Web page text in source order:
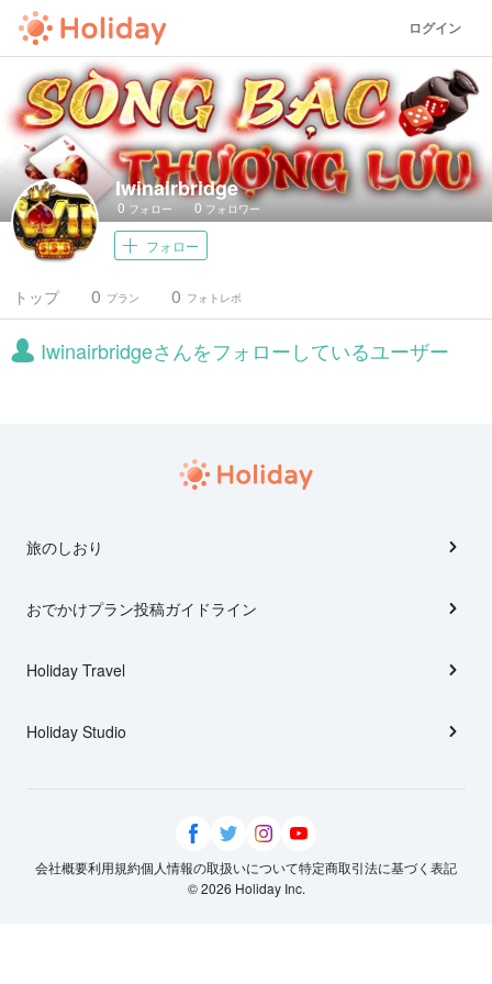
ログイン
Iwinairbridge
0 フォロー 0 フォロワー
フォロー
トップ プラン
0 フォトレポ
0
Iwinairbridgeさんをフォローしているユーザー
旅のしおり
おでかけプラン投稿ガイドライン
Holiday Travel
Holiday Studio
会社概要利用規約個人情報の取扱いについて特定商取引法に基づく表記
© 2026 Holiday Inc.